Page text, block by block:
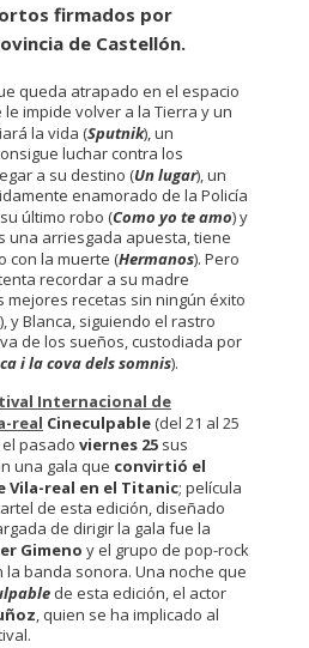
firmados por
de Castellón.
queda atrapado en el espacio
impide volver a la Tierra y un
la vida (Sputnik), un
luchar contra los
a su destino (Un lugar), un
enamorado de la Policía
último robo (Como yo te amo) y
una arriesgada apuesta, tiene
con la muerte (Hermanos). Pero
recordar a su madre
recetas sin ningún éxito
), y Blanca, siguiendo el rastro
de los sueños, custodiada por
i la cova dels somnis).
Internacional de
real Cineculpable (del 21 al 25
pasado viernes 25 sus
una gala que convirtió el
real en el Titanic; película
de esta edición, diseñado
de dirigir la gala fue la
Gimeno y el grupo de pop-rock
banda sonora. Una noche que
de esta edición, el actor
, quien se ha implicado al